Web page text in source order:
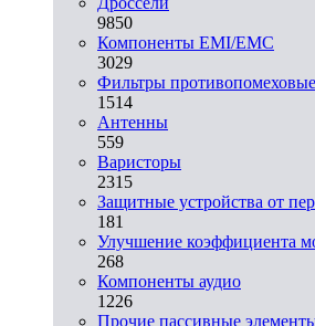
9850
Компоненты EMI/EMC
3029
Фильтры противопомеховые
1514
Антенны
559
Варисторы
2315
Защитные устройства от
181
Улучшение коэффициента
268
Компоненты аудио
1226
Прочие пассивные